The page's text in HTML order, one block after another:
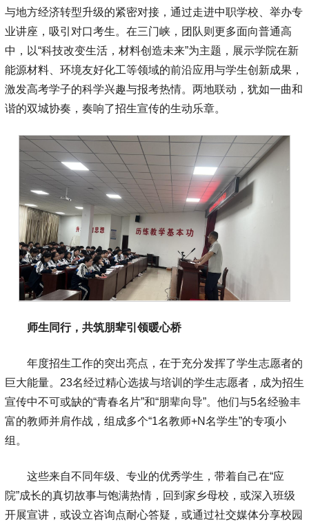
与地方经济转型升级的紧密对接，通过走进中职学校、举办专
业讲座，吸引对口考生。在三门峡，团队则更多面向普通高
中，以“科技改变生活，材料创造未来”为主题，展示学院在新
能源材料、环境友好化工等领域的前沿应用与学生创新成果，
激发高考学子的科学兴趣与报考热情。两地联动，犹如一曲和
谐的双城协奏，奏响了招生宣传的生动乐章。
师生同行，共筑朋辈引领暖心桥
年度招生工作的突出亮点，在于充分发挥了学生志愿者的
巨大能量。23名经过精心选拔与培训的学生志愿者，成为招生
宣传中不可或缺的“青春名片”和“朋辈向导”。他们与5名经验丰
富的教师并肩作战，组成多个“1名教师+N名学生”的专项小
组。
这些来自不同年级、专业的优秀学生，带着自己在“应
院”成长的真切故事与饱满热情，回到家乡母校，或深入班级
开展宣讲，或设立咨询点耐心答疑，或通过社交媒体分享校园